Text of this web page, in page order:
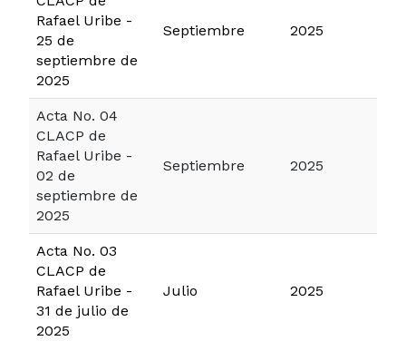
Rafael Uribe -
25 de
septiembre de
2025
Septiembre 2025
Acta No. 04
CLACP de
Rafael Uribe -
02 de
septiembre de
2025
Septiembre 2025
Acta No. 03
CLACP de
Rafael Uribe -
31 de julio de
2025
Julio 2025